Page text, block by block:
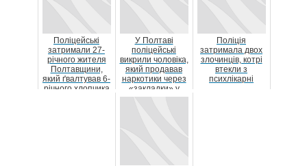
Поліцейські
затримали 27-
річного жителя
Полтавщини,
який ґвалтував 6-
річного хлопчика
У Полтаві
поліцейські
викрили чоловіка,
який продавав
наркотики через
«закладки» у
Шевченківському
Поліція
затримала двох
злочинців, котрі
втекли з
психлікарні